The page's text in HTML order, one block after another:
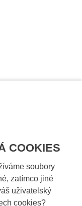
COOKIES
soubory
zatímco jiné
uživatelský
cookies?